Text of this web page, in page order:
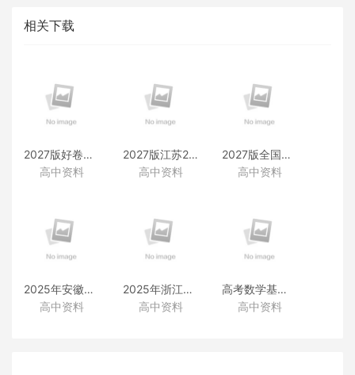
相关下载
2027版好卷速递附赠资料
高中资料
2027版江苏28套附赠资料
高中资料
2027版全国38套附赠资料
高中资料
2025年安徽高考真题
（化学）
高中资料
2025年浙江高考真题
（化学）
高中资料
高考数学基础篇
（类题拓展和变式练透）
高中资料